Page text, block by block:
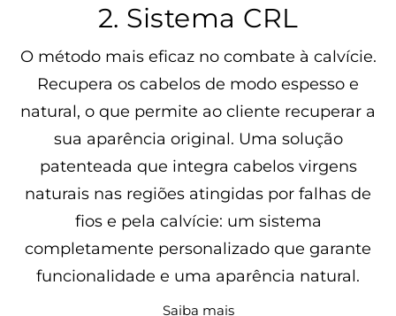
2. Sistema CRL
O método mais eficaz no combate à calvície.
Recupera os cabelos de modo espesso e
natural, o que permite ao cliente recuperar a
sua aparência original. Uma solução
patenteada que integra cabelos virgens
naturais nas regiões atingidas por falhas de
fios e pela calvície: um sistema
completamente personalizado que garante
funcionalidade e uma aparência natural.
Saiba mais